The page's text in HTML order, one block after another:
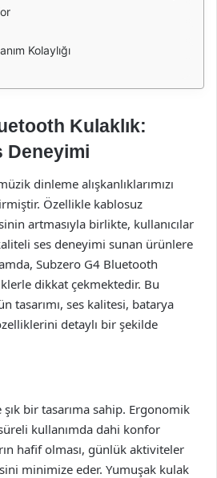
Kolaylığı
Kulaklık:
Deneyimi
dinleme alışkanlıklarımızı
Özellikle kablosuz
artmasıyla birlikte, kullanıcılar
ses deneyimi sunan ürünlere
Subzero G4 Bluetooth
dikkat çekmektedir. Bu
tasarımı, ses kalitesi, batarya
detaylı bir şekilde
bir tasarıma sahip. Ergonomik
kullanımda dahi konfor
hafif olması, günlük aktiviteler
minimize eder. Yumuşak kulak